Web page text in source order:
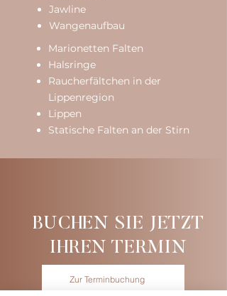
Jawline
Wangenaufbau
Marionetten Falten
Halsringe
Raucherfältchen in der
Lippenregion
Lippen
Statische Falten an der Stirn
BUCHEN SIE JETZT
IHREN TERMIN
Zur Terminbuchung